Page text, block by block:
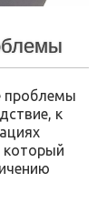
проблемы
к
который